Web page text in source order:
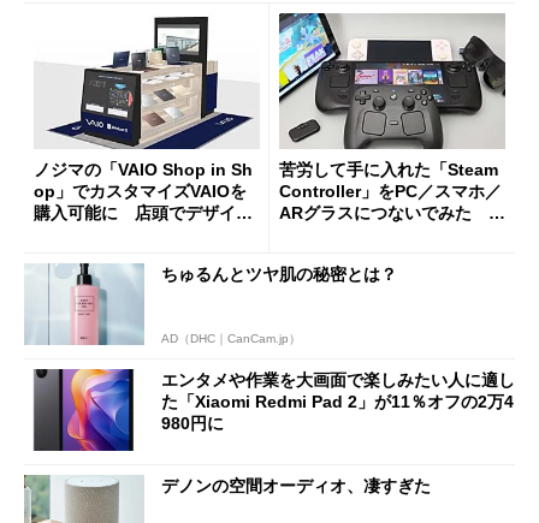
ノジマの「VAIO Shop in Sh
op」でカスタマイズVAIOを
購入可能に 店頭でデザイン
苦労して手に入れた「Steam
Controller」をPC／スマホ／
ARグラスにつないでみた ゲ
ちゅるんとツヤ肌の秘密とは？
AD（DHC｜CanCam.jp）
エンタメや作業を大画面で楽しみたい人に適し
た「Xiaomi Redmi Pad 2」が11％オフの2万4
980円に
デノンの空間オーディオ、凄すぎた